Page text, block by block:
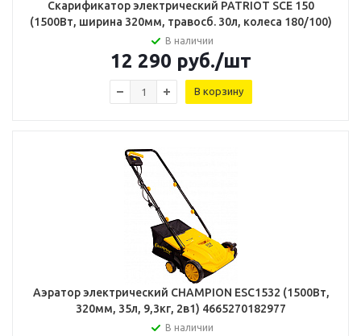
Скарификатор электрический PATRIOT SCE 150
(1500Вт, ширина 320мм, травосб. 30л, колеса 180/100)
В наличии
12 290 руб./шт
В корзину
Аэратор электрический СHAMPION ESC1532 (1500Вт,
320мм, 35л, 9,3кг, 2в1) 4665270182977
В наличии